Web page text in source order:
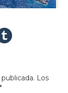
Los
*